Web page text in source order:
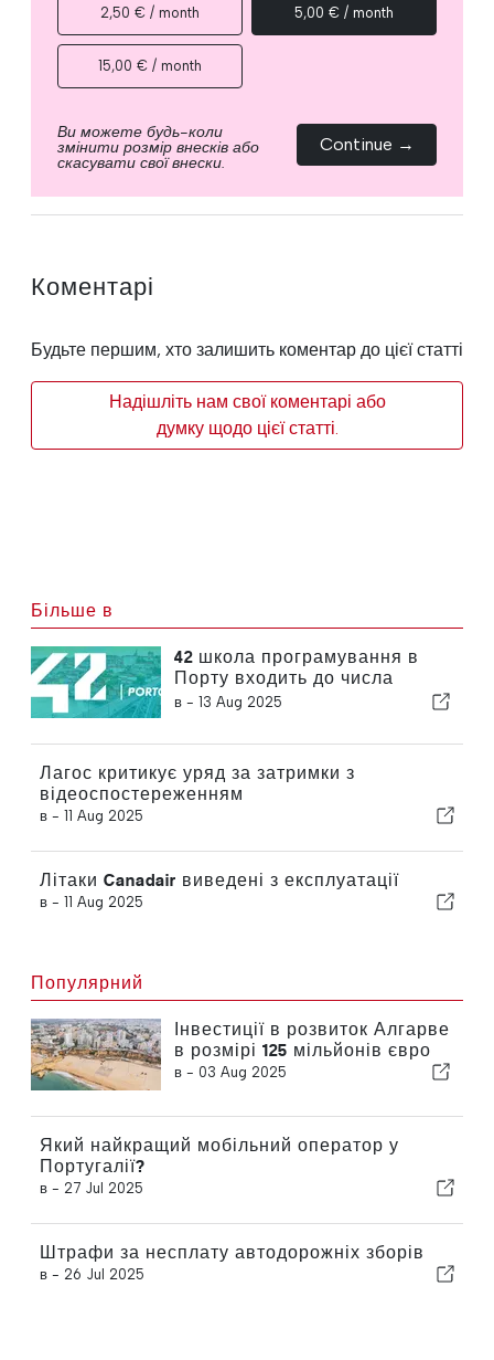
2,50 € / month 5,00 € / month
15,00 € / month
Ви можете будь-коли
змінити розмір внесків або
скасувати свої внески.
Continue →
Коментарі
Будьте першим, хто залишить коментар до цієї статті
Надішліть нам свої коментарі або
думку щодо цієї статті.
Більше в
42 школа програмування в
Порту входить до числа
найбільш інноваційних
в - 13 Aug 2025
Лагос критикує уряд за затримки з
відеоспостереженням
в - 11 Aug 2025
Літаки Canadair виведені з експлуатації
в - 11 Aug 2025
Популярний
Інвестиції в розвиток Алгарве
в розмірі 125 мільйонів євро
в - 03 Aug 2025
Який найкращий мобільний оператор у
Португалії?
в - 27 Jul 2025
Штрафи за несплату автодорожніх зборів
в - 26 Jul 2025